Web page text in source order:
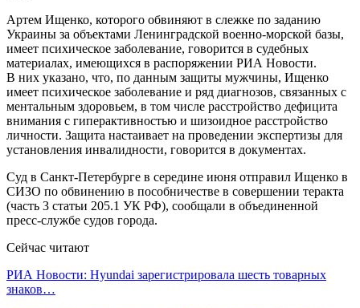
Артем Ищенко, которого обвиняют в слежке по заданию
Украины за объектами Ленинградской военно-морской базы,
имеет психическое заболевание, говорится в судебных
материалах, имеющихся в распоряжении РИА Новости.
В них указано, что, по данным защиты мужчины, Ищенко
имеет психическое заболевание и ряд диагнозов, связанных с
ментальным здоровьем, в том числе расстройство дефицита
внимания с гиперактивностью и шизоидное расстройство
личности. Защита настаивает на проведении экспертизы для
установления инвалидности, говорится в документах.
Суд в Санкт-Петербурге в середине июня отправил Ищенко в
СИЗО по обвинению в пособничестве в совершении теракта
(часть 3 статьи 205.1 УК РФ), сообщали в объединенной
пресс-службе судов города.
Сейчас читают
РИА Новости: Hyundai зарегистрировала шесть товарных
знаков…